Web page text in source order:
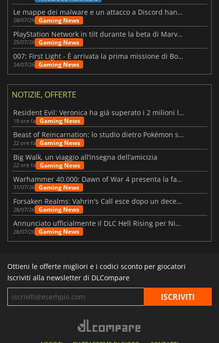
Le mappe dei malware e un attacco a Discord hanno colpito Meccha Chameleon
28/07/26 Gaming News
PlayStation Network in tilt durante la beta di Marvel Tōkon
25/07/26 Gaming News
007: First Light - È arrivata la prima missione di Bond dopo il lancio
24/07/26 Gaming News
NOTIZIE, OFFERTE
Resident Evil: Veronica ha già superato i 2 milioni liste dei desideri
19 ore fa Gaming News
Beast of Reincarnation: lo studio dietro Pokémon su una nuova strada
22 ore fa Gaming News
Big Walk, un viaggio all’insegna dell’amicizia
22 ore fa Gaming News
Warhammer 40.000: Dawn of War 4 presenta la fazione dei Necron
31/07/26 Gaming News
Forsaken Realms: Vahrin's Call esce dopo un decennio di sviluppo
28/07/26 Gaming News
Annunciato ufficialmente il DLC Hell Rising per Nioh 3
28/07/26 Gaming News
Ottieni le offerte migliori e i codici sconto per giocatori
Iscriviti alla newsletter di DLCompare